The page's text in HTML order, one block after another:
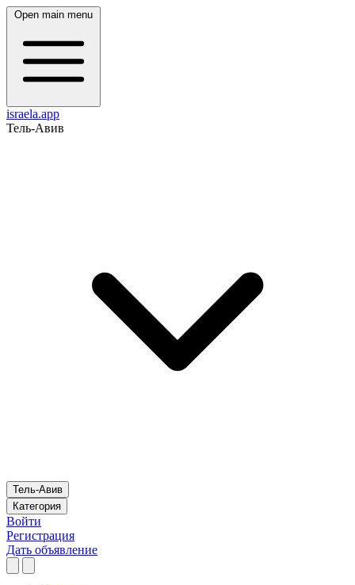
Open main menu
israela.app
Тель-Авив
Тель-Авив
Категория
Войти
Регистрация
Дать объявление